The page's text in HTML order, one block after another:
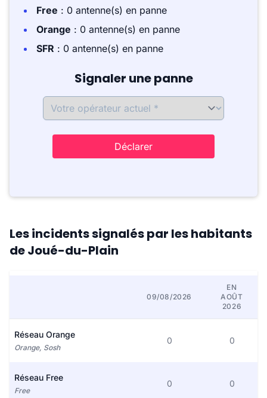
Free : 0 antenne(s) en panne
Orange : 0 antenne(s) en panne
SFR : 0 antenne(s) en panne
Signaler une panne
Déclarer
Les incidents signalés par les habitants
de Joué-du-Plain
09/08/2026
EN
AOÛT
2026
Réseau Orange
Orange, Sosh
0 0
Réseau Free
Free
0 0